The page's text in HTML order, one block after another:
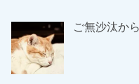
ご無沙汰か